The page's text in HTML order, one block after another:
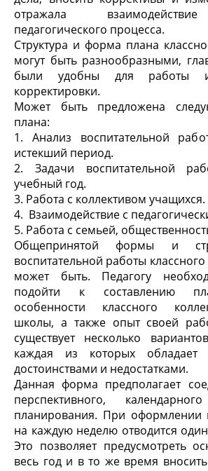
отражала
педагогического процесса.
Структура и форма плана
могут быть разнообразными,
были удобны для работы и
корректировки.
Может быть предложена
плана:
1. Анализ воспитательной
истекший период.
2. Задачи воспитательной
учебный год.
3. Работа с коллективом учащихся.
4. Взаимодействие с
5. Работа с семьей,
Общепринятой формы и
воспитательной работы
может быть. Педагогу
подойти к составлению
особенности классного
школы, а также опыт своей
существует несколько
каждая из которых обладает
достоинствами и недостатками.
Данная форма предполагает
перспективного,
планирования. При оформлении
на каждую неделю отводится
Это позволяет предусмотреть
весь год и в то же время